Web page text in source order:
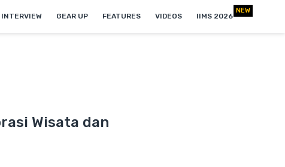
INTERVIEW GEAR UP FEATURES VIDEOS IIMS 2026
NEW
Wisata dan